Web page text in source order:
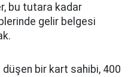
bu tutara kadar
gelir belgesi
bir kart sahibi, 400